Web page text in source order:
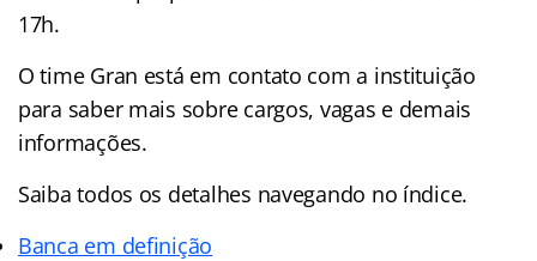
17h.
O time Gran está em contato com a instituição
para saber mais sobre cargos, vagas e demais
informações.
Saiba todos os detalhes navegando no índice.
Banca em definição